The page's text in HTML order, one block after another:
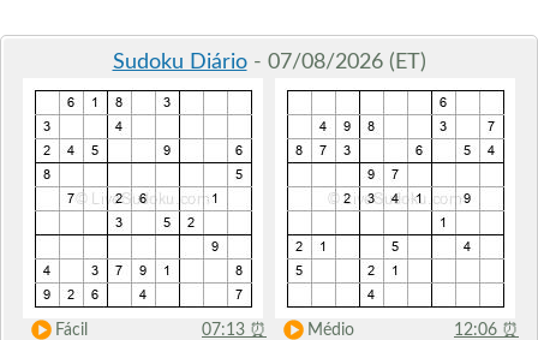
Sudoku Diário- 07/08/2026 (ET)
Fácil 07:13 ⏰ Médio 12:06 ⏰